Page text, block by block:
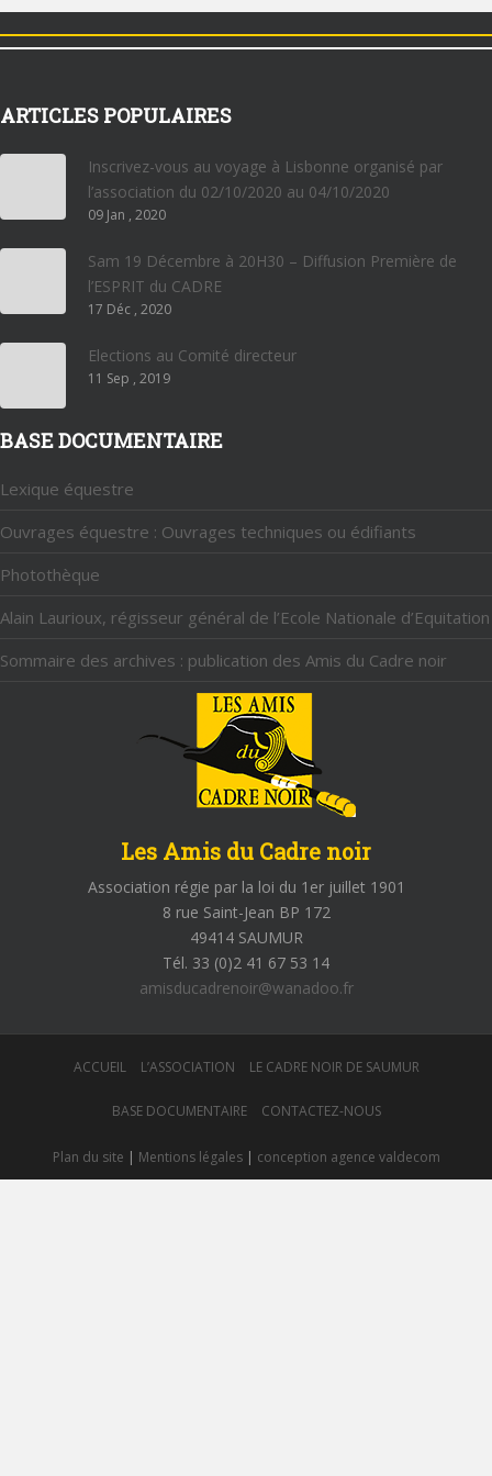
ARTICLES POPULAIRES
Inscrivez-vous au voyage à Lisbonne organisé par
l’association du 02/10/2020 au 04/10/2020
09 Jan , 2020
Sam 19 Décembre à 20H30 – Diffusion Première de
l’ESPRIT du CADRE
17 Déc , 2020
Elections au Comité directeur
11 Sep , 2019
BASE DOCUMENTAIRE
Lexique équestre
Ouvrages équestre : Ouvrages techniques ou édifiants
Photothèque
Alain Laurioux, régisseur général de l’Ecole Nationale d’Equitation
Sommaire des archives : publication des Amis du Cadre noir
Les Amis du Cadre noir
Association régie par la loi du 1er juillet 1901
8 rue Saint-Jean BP 172
49414 SAUMUR
Tél. 33 (0)2 41 67 53 14
amisducadrenoir@wanadoo.fr
ACCUEIL L’ASSOCIATION LE CADRE NOIR DE SAUMUR
BASE DOCUMENTAIRE CONTACTEZ-NOUS
Plan du site | Mentions légales| conception agence valdecom